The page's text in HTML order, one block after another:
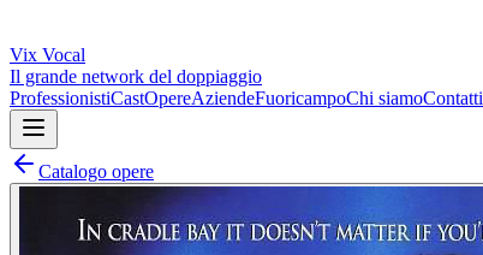
Vix Vocal
Il grande network del doppiaggio
ProfessionistiCastOpereAziendeFuoricampoChi siamoContatti
Catalogo opere